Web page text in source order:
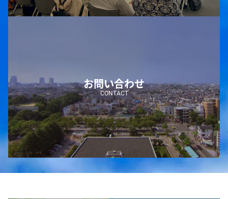
お問い合わせ
CONTACT